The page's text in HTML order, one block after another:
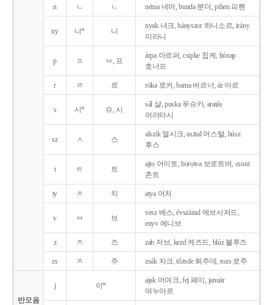
n ㄴ ㄴ néma 네머, bunda 분더, pihen 피헨
ny 니* 니
nyak 녀크, hányszor 하니소르, irány
이라니
p ㅍ ㅂ, 프
árpa 아르퍼, csipke 칩케, hónap
호너프
r ㄹ 르 róka 로커, barna 버르너, ár 아르
s 시* 슈, 시
sál 샬, puska 푸슈카, aratás
어러타시
sz ㅅ 스
alszik 얼시크, asztal 어스털, húsz
후스
t ㅌ 트
ajto 어이토, borotva 보로트버, csont
촌트
ty ㅊ 치 atya 어처
v ㅂ 브
vesz 베스, évszázad 에브사저드,
enyv 에니브
z ㅈ 즈 zab 저브, kezd 케즈드, blúz 블루즈
zs ㅈ 주 zsák 자크, tőzsde 퇴주데, rozs 로주
반모음
j 이*
ajak 어여크, fej 페이, január
여누아르